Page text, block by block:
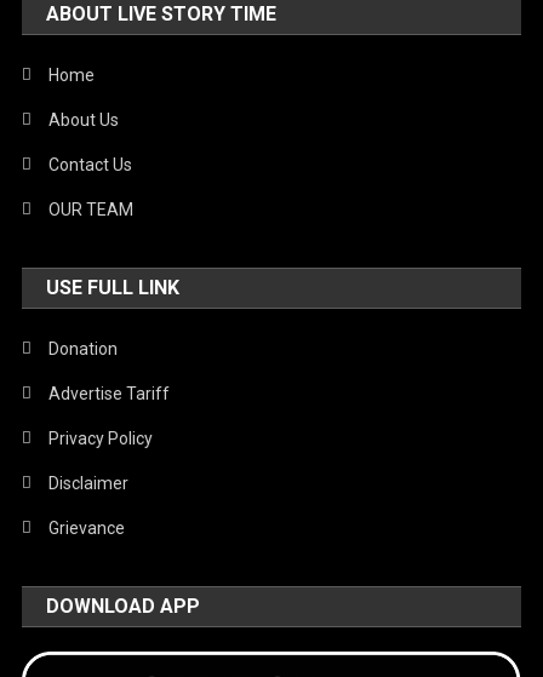
ABOUT LIVE STORY TIME
Home
About Us
Contact Us
OUR TEAM
USE FULL LINK
Donation
Advertise Tariff
Privacy Policy
Disclaimer
Grievance
DOWNLOAD APP